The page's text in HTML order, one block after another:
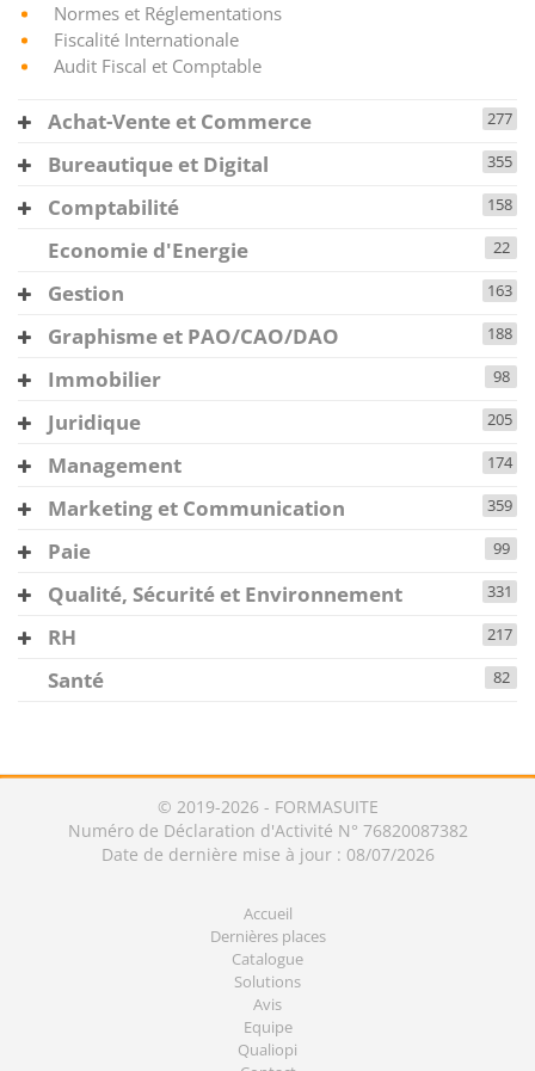
Normes et Réglementations
Fiscalité Internationale
Audit Fiscal et Comptable
Achat-Vente et Commerce 277
Bureautique et Digital 355
Comptabilité 158
Economie d'Energie 22
Gestion 163
Graphisme et PAO/CAO/DAO 188
Immobilier 98
Juridique 205
Management 174
Marketing et Communication 359
Paie 99
Qualité, Sécurité et Environnement 331
RH 217
Santé 82
© 2019-2026 - FORMASUITE
Numéro de Déclaration d'Activité N° 76820087382
Date de dernière mise à jour : 08/07/2026
Accueil
Dernières places
Catalogue
Solutions
Avis
Equipe
Qualiopi